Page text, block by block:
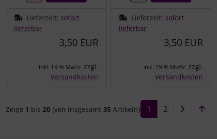
Lieferzeit: sofort
lieferbar
3,50 EUR
inkl. 19 % MwSt. zzgl.
Versandkosten
Lieferzeit: sofort
lieferbar
3,50 EUR
inkl. 19 % MwSt. zzgl.
Versandkosten
Zeige 1 bis 20 (von insgesamt35 Artikeln) 1 2